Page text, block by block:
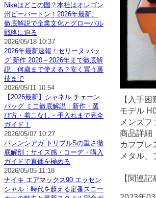
【入手
モデル
メンズ
商品詳細
カフブレ
メタル
【関連記
Nikeはどこの国？本社はオレゴン
州ビーバートン！2026年最新、
徹底解説で企業文化とグローバル
戦略に迫る
2026/05/18 10:37
2026年最新速報！セリーヌ バッ
グ 新作 2020～2026年まで徹底解
説｜何歳まで使える？安く買う裏
技まで
2026/05/11 10:54
【2026最新】シャネル チェーン
バッグ ミニ徹底解説｜新作・選
び方・着こなし・手入れまで完全
ガイド！
2026/05/07 10:27
バレンシアガ トリプルSの重さ徹
底解剖：サイズ感・コーデ・購入
ガイドで真価を極める
2026/05/05 11:18
ナイキ エアマックス90 エッセン
シャル：時代を超える定番スニー